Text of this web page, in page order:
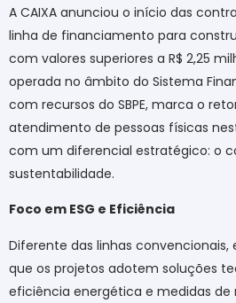
A CAIXA anunciou o início das
linha de financiamento para
com valores superiores a R$ 2,25
operada no âmbito do Sistema
com recursos do SBPE, marca o
atendimento de pessoas físicas
com um diferencial estratégico: o
sustentabilidade.
Foco em ESG e Eficiência
Diferente das linhas convencionais,
que os projetos adotem soluções
eficiência energética e medidas